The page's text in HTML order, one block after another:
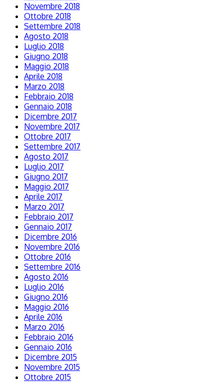
Novembre 2018
Ottobre 2018
Settembre 2018
Agosto 2018
Luglio 2018
Giugno 2018
Maggio 2018
Aprile 2018
Marzo 2018
Febbraio 2018
Gennaio 2018
Dicembre 2017
Novembre 2017
Ottobre 2017
Settembre 2017
Agosto 2017
Luglio 2017
Giugno 2017
Maggio 2017
Aprile 2017
Marzo 2017
Febbraio 2017
Gennaio 2017
Dicembre 2016
Novembre 2016
Ottobre 2016
Settembre 2016
Agosto 2016
Luglio 2016
Giugno 2016
Maggio 2016
Aprile 2016
Marzo 2016
Febbraio 2016
Gennaio 2016
Dicembre 2015
Novembre 2015
Ottobre 2015